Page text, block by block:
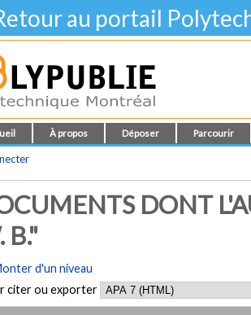
au portail
À propos Déposer Parcourir
DONT
B."
d'un niveau
citer ou exporter